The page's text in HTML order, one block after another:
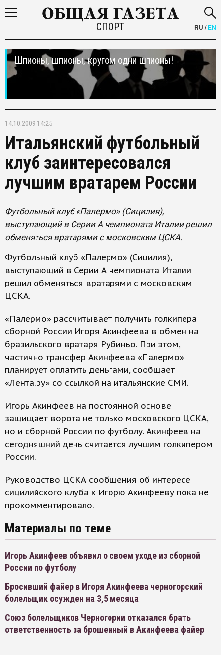
СПОРТ RU /EN
Шпионы, шпионы, кругом одни шпионы!
14.10.2009 14:25
Итальянский футбольный
клуб заинтересовался
лучшим вратарем России
Футбольный клуб «Палермо» (Сицилия),
выступающий в Серии А чемпионата Италии решил
обменяться вратарями с московским ЦСКА.
Футбольный клуб «Палермо» (Сицилия),
выступающий в Серии А чемпионата Италии
решил обменяться вратарями с московским
ЦСКА.
«Палермо» рассчитывает получить голкипера
сборной России Игоря Акинфеева в обмен на
бразильского вратаря Рубиньо. При этом,
частично трансфер Акинфеева «Палермо»
планирует оплатить деньгами, сообщает
«Лента.ру» со ссылкой на итальянские СМИ.
Игорь Акинфеев на постоянной основе
защищает ворота не только московского ЦСКА,
но и сборной России по футболу. Акинфеев на
сегодняшний день считается лучшим голкипером
России.
Руководство ЦСКА сообщения об интересе
сицилийского клуба к Игорю Акинфееву пока не
прокомментировало.
Материалы по теме
Игорь Акинфеев объявил о своем уходе из сборной
России по футболу
Бросивший файер в Игоря Акинфеева черногорский
болельщик осужден на 3,5 месяца
Союз болельщиков Черногории отказался брать
ответственность за брошенный в Акинфеева файер